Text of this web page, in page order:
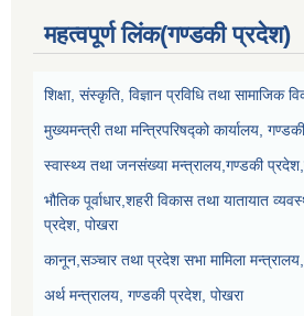
महत्वपूर्ण लिंक(गण्डकी प्रदेश)
शिक्षा, संस्कृति, विज्ञान प्रविधि तथा सामाजिक
मुख्यमन्त्री तथा मन्त्रिपरिषद्को कार्यालय,
स्वास्थ्य तथा जनसंख्या मन्त्रालय,गण्डकी
भौतिक पूर्वाधार,शहरी विकास तथा यातायात
प्रदेश, पोखरा
कानून,सञ्चार तथा प्रदेश सभा मामिला
अर्थ मन्त्रालय, गण्डकी प्रदेश, पोखरा